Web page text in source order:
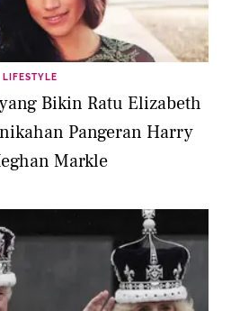
LIFESTYLE
Bikin Ratu Elizabeth
Pangeran Harry
Markle